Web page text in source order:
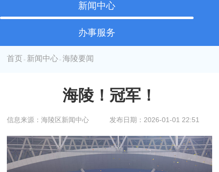
新闻中心
办事服务
首页 > 新闻中心 > 海陵要闻
海陵！冠军！
信息来源：海陵区新闻中心 发布日期：2026-01-01 22:51